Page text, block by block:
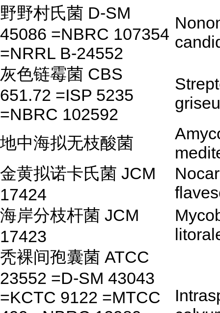
野野村氏菌 D-SM
45086 =NBRC 107354
=NRRL B-24552
灰色链霉菌 CBS
651.72 =ISP 5235
=NBRC 102592
地中海拟无枝酸菌
金黄拟诺卡氏菌 JCM
17424
海岸分枝杆菌 JCM
17423
秃裸间孢囊菌 ATCC
23552 =D-SM 43043
=KCTC 9122 =MTCC